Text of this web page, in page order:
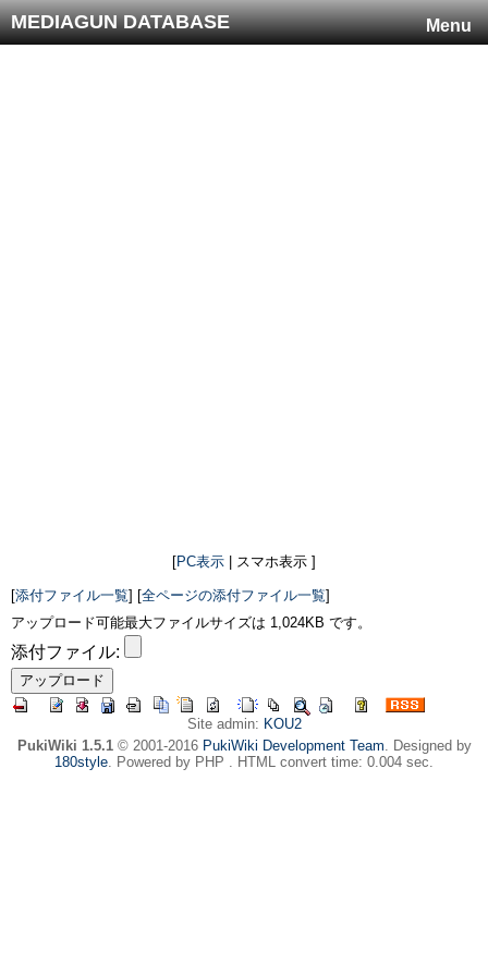
Menu
MEDIAGUN DATABASE
[PC表示 | スマホ表示 ]
[添付ファイル一覧] [全ページの添付ファイル一覧]
アップロード可能最大ファイルサイズは 1,024KB です。
添付ファイル:
Site admin: KOU2
PukiWiki 1.5.1© 2001-2016 PukiWiki Development Team. Designed by
180style. Powered by PHP . HTML convert time: 0.004 sec.